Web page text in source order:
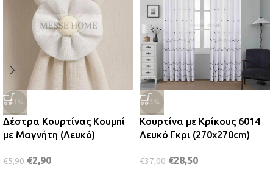
-51%
Δέστρα Κουρτίνας Κουμπί
με Μαγνήτη (Λευκό)
€5,90 €2,90
-23%
Κουρτίνα με Κρίκους 6014
Λευκό Γκρι (270x270cm)
€37,00 €28,50